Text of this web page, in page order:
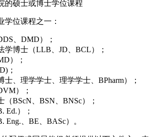
的硕士或博士学位课程
学位课程之一：
、DMD）；
学博士（LLB、JD、BCL）；
）；
；
士、理学学士、理学学士、BPharm）；
）；
（BScN、BSN、BNSc）；
Ed.）；
Eng.、BE、BASc）。